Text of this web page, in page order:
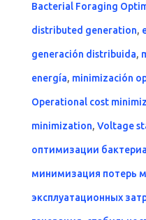
Bacterial Foraging
distributed generation,
generación distribuida,
energía, minimización
Operational cost
minimization, Voltage
оптимизации
минимизация потерь
эксплуатационных